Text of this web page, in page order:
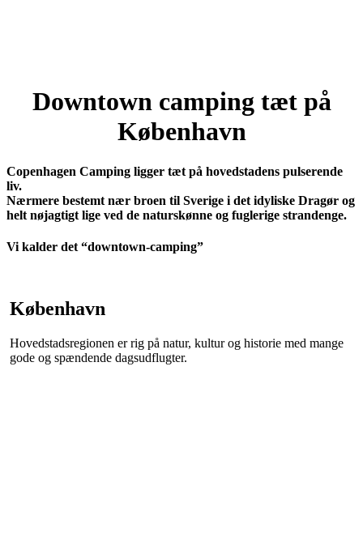
Downtown camping tæt på
København
Copenhagen Camping ligger tæt på hovedstadens pulserende
liv.
Nærmere bestemt nær broen til Sverige i det idyliske Dragør og
helt nøjagtigt lige ved de naturskønne og fuglerige strandenge.
Vi kalder det “downtown-camping”
København
Hovedstadsregionen er rig på natur, kultur og historie med mange
gode og spændende dagsudflugter.